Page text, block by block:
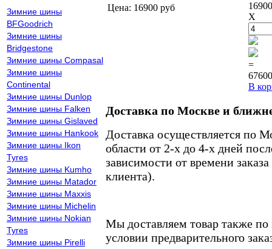
Зимние шины
BFGoodrich
Зимние шины
Bridgestone
Зимние шины Compasal
Зимние шины
Continental
Зимние шины Dunlop
Зимние шины Falken
Зимние шины Gislaved
Зимние шины Hankook
Зимние шины Ikon
Tyres
Зимние шины Kumho
Зимние шины Matador
Зимние шины Maxxis
Зимние шины Michelin
Зимние шины Nokian
Tyres
Зимние шины Pirelli
Цена: 16900 руб
X
=
В
Доставка по Москве и
Доставка осуществляется по
области от 2-х до 4-х дней
зависимости от времени
клиента).
Мы доставляем товар также
условии предварительного